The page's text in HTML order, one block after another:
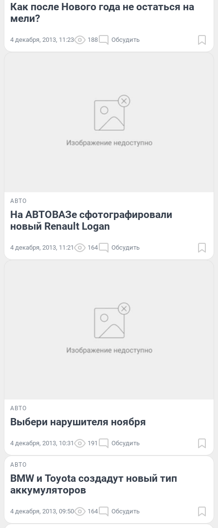
Как после Нового года не остаться на
мели?
4 декабря, 2013, 11:23 188 Обсудить
АВТО
На АВТОВАЗе сфотографировали
новый Renault Logan
4 декабря, 2013, 11:21 164 Обсудить
АВТО
Выбери нарушителя ноября
4 декабря, 2013, 10:31 191 Обсудить
АВТО
BMW и Toyota создадут новый тип
аккумуляторов
4 декабря, 2013, 09:50 164 Обсудить